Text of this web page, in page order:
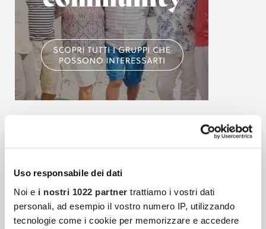
Uso responsabile dei dati
Noi e i nostri 1022 partner trattiamo i vostri dati
personali, ad esempio il vostro numero IP, utilizzando
tecnologie come i cookie per memorizzare e accedere
Articoli più recenti
Migliori Nel Breve Periodo
L’universo degli investimenti è complesso,